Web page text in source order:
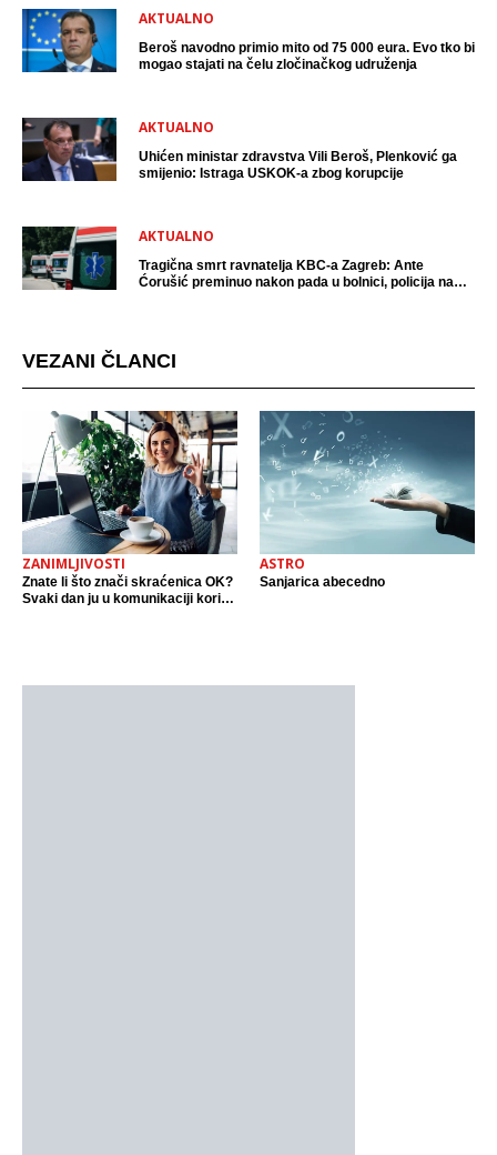
AKTUALNO
Beroš navodno primio mito od 75 000 eura. Evo tko bi
mogao stajati na čelu zločinačkog udruženja
AKTUALNO
Uhićen ministar zdravstva Vili Beroš, Plenković ga
smijenio: Istraga USKOK-a zbog korupcije
AKTUALNO
Tragična smrt ravnatelja KBC-a Zagreb: Ante
Ćorušić preminuo nakon pada u bolnici, policija na
VEZANI ČLANCI
ZANIMLJIVOSTI
Znate li što znači skraćenica OK?
Svaki dan ju u komunikaciji koristi
ASTRO
Sanjarica abecedno